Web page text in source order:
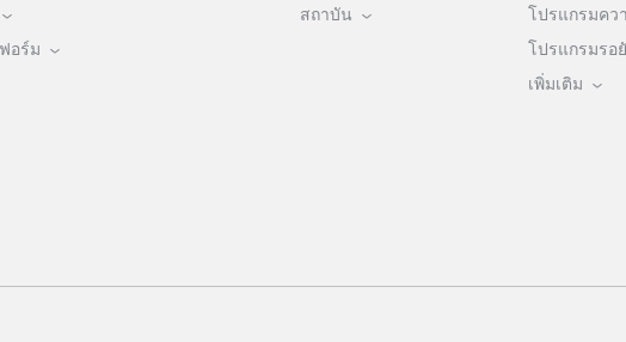
อร์ม
สถาบัน
โปรแกรมคว
โปรแกรมรอ
เพิ่มเติม